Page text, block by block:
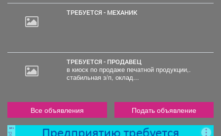
ТРЕБУЕТСЯ - МЕХАНИК
ТРЕБУЕТСЯ - ПРОДАВЕЦ
в киоск по продаже печатной продукции,.
стабильная з/п, оклад...
Все объявления Подать объявление